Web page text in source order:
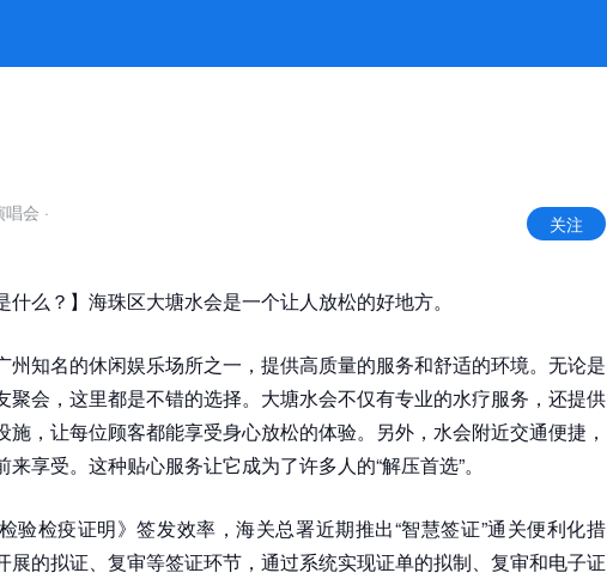
唱会 · 关注
什么？】海珠区大塘水会是一个让人放松的好地方。
州知名的休闲娱乐场所之一，提供高质量的服务和舒适的环境。无论是
聚会，这里都是不错的选择。大塘水会不仅有专业的水疗服务，还提供
施，让每位顾客都能享受身心放松的体验。另外，水会附近交通便捷，
享受。这种贴心服务让它成为了许多人的“解压首选”。
验检疫证明》签发效率，海关总署近期推出“智慧签证”通关便利化措
展的拟证、复审等签证环节，通过系统实现证单的拟制、复审和电子证